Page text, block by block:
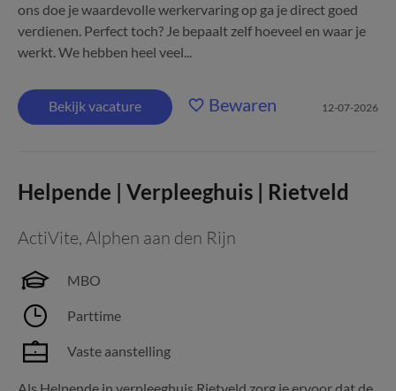
ons doe je waardevolle werkervaring op ga je direct goed
verdienen. Perfect toch? Je bepaalt zelf hoeveel en waar je
werkt. We hebben heel veel...
Bekijk vacature Bewaren 12-07-2026
Helpende | Verpleeghuis | Rietveld
ActiVite, Alphen aan den Rijn
MBO
Parttime
Vaste aanstelling